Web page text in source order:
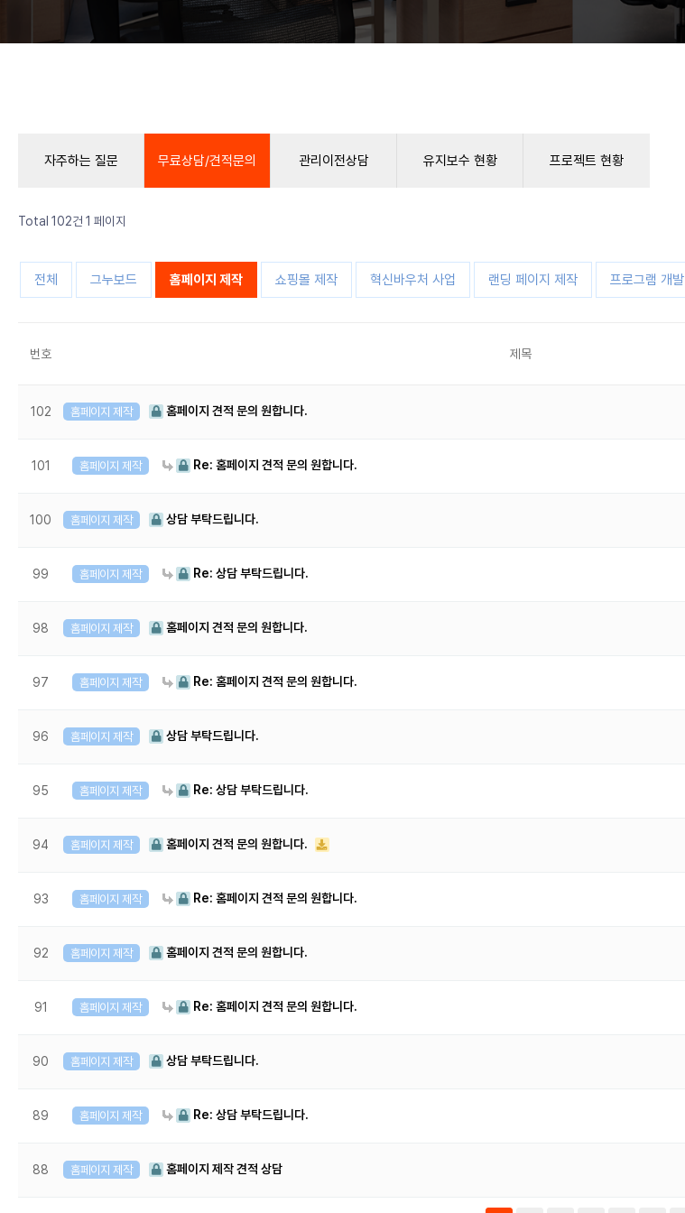
자주하는 질문 무료상담/견적문의 관리이전상담 유지보수 현황 프로젝트 현황
Total 102건 1 페이지
전체 그누보드 홈페이지 제작 쇼핑몰 제작 혁신바우처 사업 랜딩 페이지 제작 프로그램 개발
번호 제목
102 홈페이지 제작 홈페이지 견적 문의 원합니다.
101 홈페이지 제작 Re: 홈페이지 견적 문의 원합니다.
100 홈페이지 제작 상담 부탁드립니다.
99 홈페이지 제작 Re: 상담 부탁드립니다.
98 홈페이지 제작 홈페이지 견적 문의 원합니다.
97 홈페이지 제작 Re: 홈페이지 견적 문의 원합니다.
96 홈페이지 제작 상담 부탁드립니다.
95 홈페이지 제작 Re: 상담 부탁드립니다.
94 홈페이지 제작 홈페이지 견적 문의 원합니다.
93 홈페이지 제작 Re: 홈페이지 견적 문의 원합니다.
92 홈페이지 제작 홈페이지 견적 문의 원합니다.
91 홈페이지 제작 Re: 홈페이지 견적 문의 원합니다.
90 홈페이지 제작 상담 부탁드립니다.
89 홈페이지 제작 Re: 상담 부탁드립니다.
88 홈페이지 제작 홈페이지 제작 견적 상담